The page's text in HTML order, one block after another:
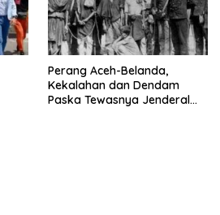
Perang Aceh-Belanda,
Kekalahan dan Dendam
Paska Tewasnya Jenderal